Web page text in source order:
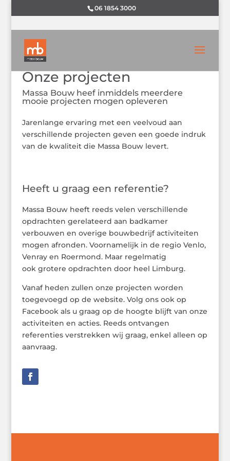
06 1854 3000
Onze projecten
Massa Bouw heef inmiddels meerdere
mooie projecten mogen opleveren
Jarenlange ervaring met een veelvoud aan
verschillende projecten geven een goede indruk
van de kwaliteit die Massa Bouw levert.
Heeft u graag een referentie?
Massa Bouw heeft reeds velen verschillende
opdrachten gerelateerd aan badkamer
verbouwen en overige bouwbedrijf activiteiten
mogen afronden. Voornamelijk in de regio Venlo,
Venray en Roermond. Maar regelmatig
ook grotere opdrachten door heel Limburg.
Vanaf heden zullen onze projecten worden
toegevoegd op de website. Volg ons ook op
Facebook als u graag op de hoogte blijft van onze
activiteiten en acties. Reeds ontvangen
referenties verstrekken wij graag, enkel alleen op
aanvraag.